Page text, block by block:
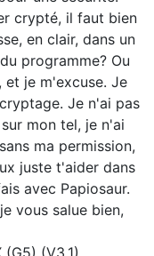
crypté, il faut bien
en clair, dans un
programme? Ou
je m'excuse. Je
Je n'ai pas
mon tel, je n'ai
ma permission,
juste t'aider dans
avec Papiosaur.
vous salue bien,
(G5) (V3.1)